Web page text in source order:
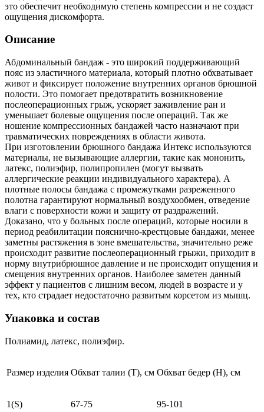
это обеспечит необходимую степень компрессии и не создаст
ощущения дискомфорта.
Описание
Абдоминальный бандаж - это широкий поддерживающий
пояс из эластичного материала, который плотно обхватывает
живот и фиксирует положение внутренних органов брюшной
полости. Это помогает предотвратить возникновение
послеоперационных грыж, ускоряет заживление ран и
уменьшает болевые ощущения после операций. Так же
ношение компрессионных бандажей часто назначают при
травматических повреждениях в области живота.
При изготовлении брюшного бандажа Интекс используются
материалы, не вызывающие аллергии, такие как мононить,
латекс, полиэфир, полипропилен (могут вызвать
аллергические реакции индивидуального характера). А
плотные полосы бандажа с промежутками разреженного
полотна гарантируют нормальный воздухообмен, отведение
влаги с поверхности кожи и защиту от раздражений.
Доказано, что у больных после операций, которые носили в
период реабилитации пояснично-крестцовые бандажи, менее
заметны растяжения в зоне вмешательства, значительно реже
происходит развитие послеоперационный грыжи, приходит в
норму внутрибрюшное давление и не происходит опущения и
смещения внутренних органов. Наиболее заметен данный
эффект у пациентов с лишним весом, людей в возрасте и у
тех, кто страдает недостаточно развитым корсетом из мышц.
Упаковка и состав
Полиамид, латекс, полиэфир.
Размер изделия Обхват талии (Т), см Обхват бедер (Н), см
1(S) 67-75 95-101